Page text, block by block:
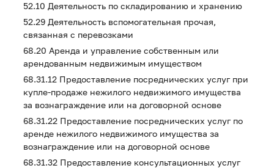
52.10 Деятельность по складированию и хранению
52.29 Деятельность вспомогательная прочая,
связанная с перевозками
68.20 Аренда и управление собственным или
арендованным недвижимым имуществом
68.31.12 Предоставление посреднических услуг при
купле-продаже нежилого недвижимого имущества
за вознаграждение или на договорной основе
68.31.22 Предоставление посреднических услуг по
аренде нежилого недвижимого имущества за
вознаграждение или на договорной основе
68.31.32 Предоставление консультационных услуг